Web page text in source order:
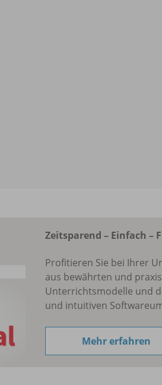
Zeitsparend – Einfach –
Profitieren Sie bei Ihrer
aus bewährten und
Unterrichtsmodelle und
und intuitiven
Mehr erfahren